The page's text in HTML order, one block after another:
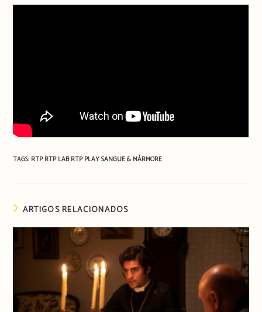
TAGS: RTPRTP LABRTP PLAYSANGUE & MÁRMORE
ARTIGOS RELACIONADOS